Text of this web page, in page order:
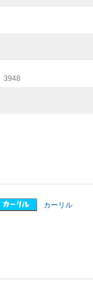
3948
カーリル